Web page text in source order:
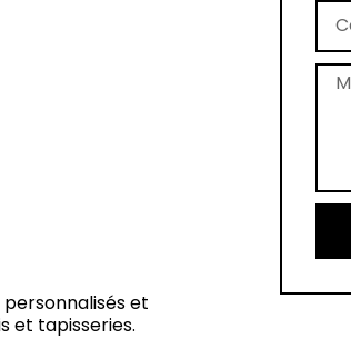
et
et tapisseries.